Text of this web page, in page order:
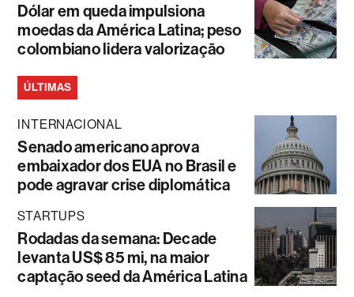
Dólar em queda impulsiona
moedas da América Latina; peso
colombiano lidera valorização
ÚLTIMAS
INTERNACIONAL
Senado americano aprova
embaixador dos EUA no Brasil e
pode agravar crise diplomática
STARTUPS
Rodadas da semana: Decade
levanta US$ 85 mi, na maior
captação seed da América Latina